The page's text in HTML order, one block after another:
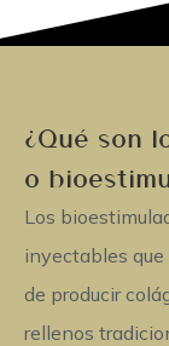
¿Qué son
o
Los
inyectables
de producir
rellenos